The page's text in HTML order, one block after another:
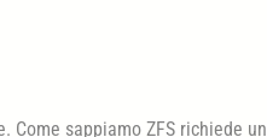
Come sappiamo ZFS richiede un